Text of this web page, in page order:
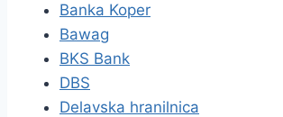
Banka Koper
Bawag
BKS Bank
DBS
Delavska hranilnica